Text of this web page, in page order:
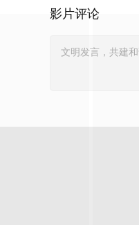
影片评论